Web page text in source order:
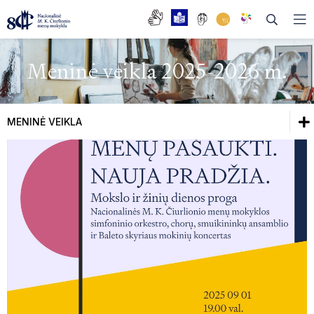
BENDRASIS UGDYMAS
TĖVŲ TARYBA
MOKYKLOS TARYBA
DARBO TARYBA
ABITURIENTŲ OPEROS TRADICIJA
Meninė veikla 2025-2026 m.
MENINĖ VEIKLA
Dažniausiai užduodami klausimai
Bendrasis ugdymas
Tėvų taryba
Mokyklos taryba
Darbo taryba